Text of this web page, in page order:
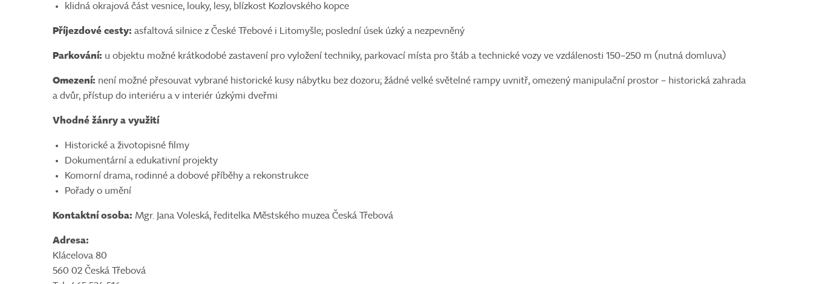
klidná okrajová část vesnice, louky, lesy, blízkost Kozlovského kopce
Příjezdové cesty: asfaltová silnice z České Třebové i Litomyšle; poslední úsek úzký a nezpevněný
Parkování: u objektu možné krátkodobé zastavení pro vyložení techniky, parkovací místa pro štáb a technické vozy ve vzdálenosti 150–250 m (nutná domluva)
Omezení: není možné přesouvat vybrané historické kusy nábytku bez dozoru; žádné velké světelné rampy uvnitř, omezený manipulační prostor – historická zahrada
a dvůr, přístup do interiéru a v interiér úzkými dveřmi
Vhodné žánry a využití
Historické a životopisné filmy
Dokumentární a edukativní projekty
Komorní drama, rodinné a dobové příběhy a rekonstrukce
Pořady o umění
Kontaktní osoba: Mgr. Jana Voleská, ředitelka Městského muzea Česká Třebová
Adresa:
Klácelova 80
560 02 Česká Třebová